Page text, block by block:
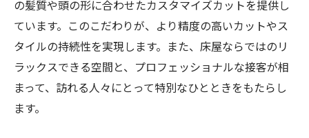
オーダーメイド感覚の個性派メンズカット
床屋のカットが創る新たな自分
自分らしさを活かす高崎市の床屋のカット
の髪質や頭の形に合わせたカスタマイズカットを提供し
ています。このこだわりが、より精度の高いカットやス
タイルの持続性を実現します。また、床屋ならではのリ
ラックスできる空間と、プロフェッショナルな接客が相
まって、訪れる人々にとって特別なひとときをもたらし
ます。